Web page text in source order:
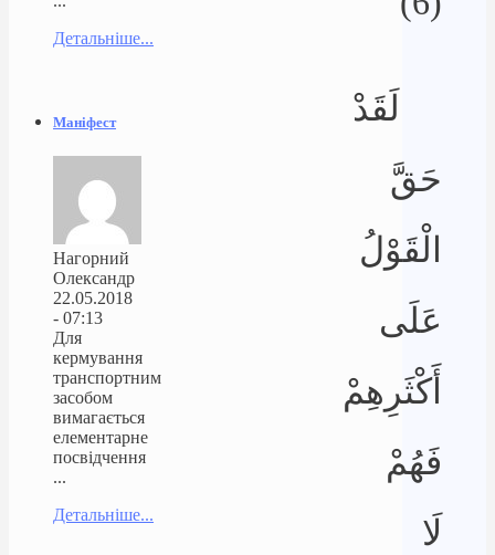
لَقَدْ
حَقَّ
الْقَوْلُ
عَلَى
أَكْثَرِهِمْ
فَهُمْ
لَا
Детальніше...
Маніфест
Нагорний
Олександр
22.05.2018
- 07:13
Для
кермування
транспортним
засобом
вимагається
елементарне
посвідчення
...
Детальніше...